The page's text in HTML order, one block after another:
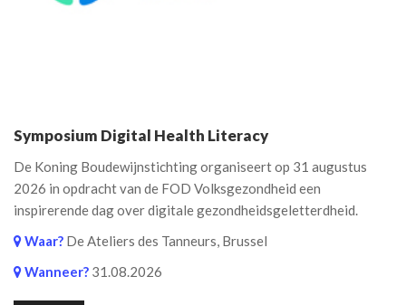
Symposium Digital Health Literacy
De Koning Boudewijnstichting organiseert op 31 augustus
2026 in opdracht van de FOD Volksgezondheid een
inspirerende dag over digitale gezondheidsgeletterdheid.
Waar? De Ateliers des Tanneurs, Brussel
Wanneer? 31.08.2026